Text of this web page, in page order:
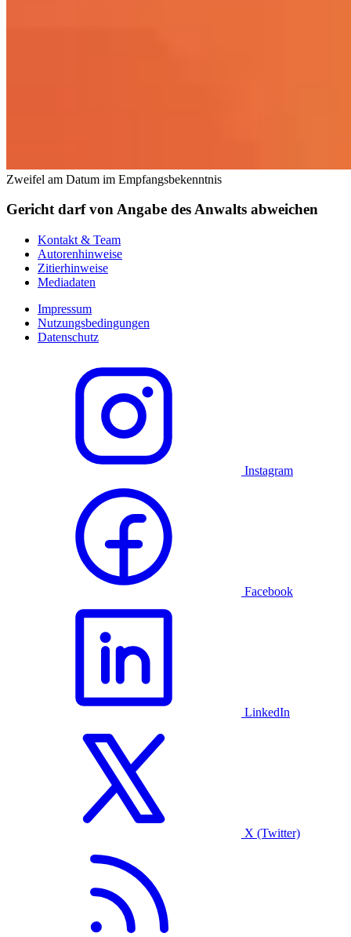
Zweifel am Datum im Empfangsbekenntnis
Gericht darf von Angabe des Anwalts abweichen
Kontakt & Team
Autorenhinweise
Zitierhinweise
Mediadaten
Impressum
Nutzungsbedingungen
Datenschutz
Instagram
Facebook
LinkedIn
X (Twitter)